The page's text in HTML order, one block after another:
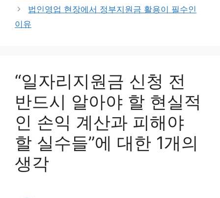
법인영업 현장에서 정부지원금 활용이 필수인
이유
“일자리지원금 신청 전
반드시 알아야 할 현실적
인 손익 계산과 피해야
할 실수들”에 대한 1개의
생각